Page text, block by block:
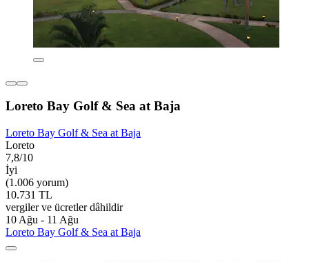
Loreto Bay Golf & Sea at Baja
Loreto Bay Golf & Sea at Baja
Loreto
7,8/10
İyi
(1.006 yorum)
10.731 TL
vergiler ve ücretler dâhildir
10 Ağu - 11 Ağu
Loreto Bay Golf & Sea at Baja